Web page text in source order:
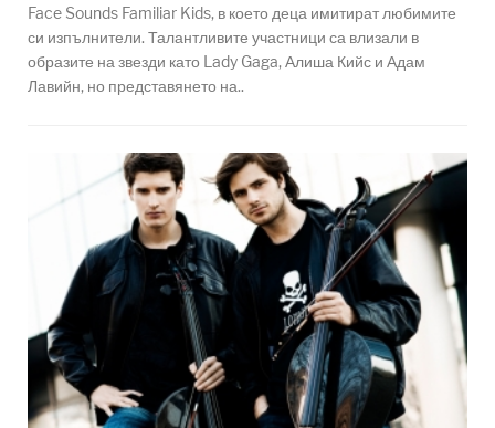
Face Sounds Familiar Kids, в което деца имитират любимите
си изпълнители. Талантливите участници са влизали в
образите на звезди като Lady Gaga, Алиша Кийс и Адам
Лавийн, но представянето на..